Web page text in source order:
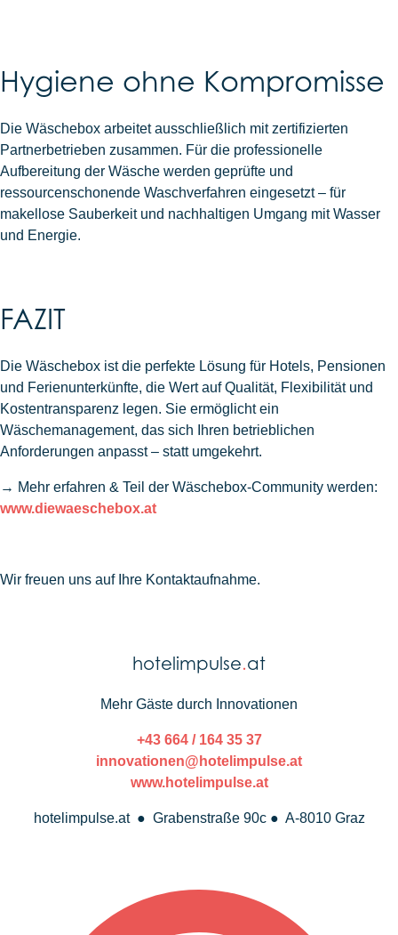
Hygiene ohne Kompromisse
Die Wäschebox arbeitet ausschließlich mit zertifizierten
Partnerbetrieben zusammen. Für die professionelle
Aufbereitung der Wäsche werden geprüfte und
ressourcenschonende Waschverfahren eingesetzt – für
makellose Sauberkeit und nachhaltigen Umgang mit Wasser
und Energie.
FAZIT
Die Wäschebox ist die perfekte Lösung für Hotels, Pensionen
und Ferienunterkünfte, die Wert auf Qualität, Flexibilität und
Kostentransparenz legen. Sie ermöglicht ein
Wäschemanagement, das sich Ihren betrieblichen
Anforderungen anpasst – statt umgekehrt.
→ Mehr erfahren & Teil der Wäschebox-Community werden:
www.diewaeschebox.at
Wir freuen uns auf Ihre Kontaktaufnahme.
hotelimpulse.at
Mehr Gäste durch Innovationen
+43 664 / 164 35 37
innovationen@hotelimpulse.at
www.hotelimpulse.at
hotelimpulse.at ● Grabenstraße 90c ● A-8010 Graz